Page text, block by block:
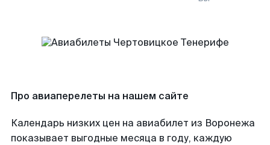
Про авиаперелеты на нашем сайте
Календарь низких цен на авиабилет из Воронежа
показывает выгодные месяца в году, каждую